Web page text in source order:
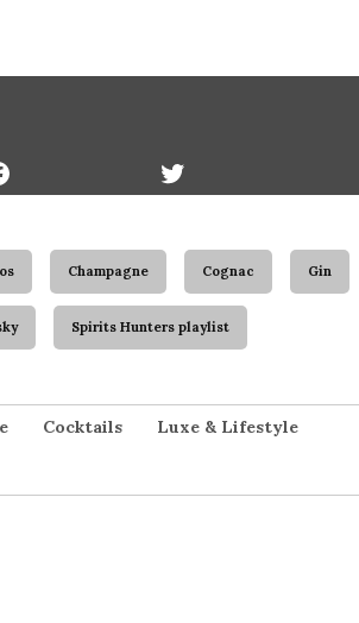
Champagne Cognac Gin
Spirits Hunters playlist
Cocktails Luxe & Lifestyle